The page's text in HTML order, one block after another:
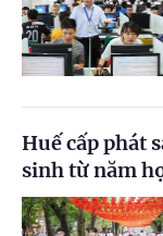
Huế cấp phát
sinh từ năm